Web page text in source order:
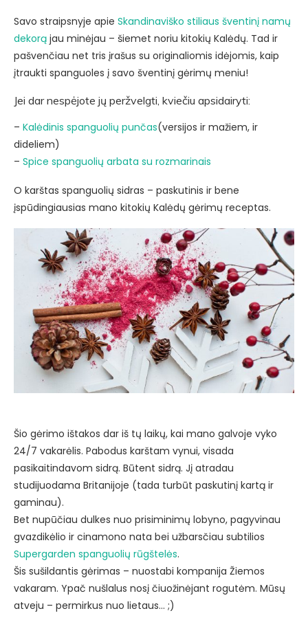
Savo straipsnyje apie Skandinaviško stiliaus šventinį namų
dekorą jau minėjau – šiemet noriu kitokių Kalėdų. Tad ir
pašvenčiau net tris įrašus su originaliomis idėjomis, kaip
įtraukti spanguoles į savo šventinį gėrimų meniu!
Jei dar nespėjote jų peržvelgti, kviečiu apsidairyti:
– Kalėdinis spanguolių punčas(versijos ir mažiem, ir
dideliem)
– Spice spanguolių arbata su rozmarinais
O karštas spanguolių sidras – paskutinis ir bene
įspūdingiausias mano kitokių Kalėdų gėrimų receptas.
Šio gėrimo ištakos dar iš tų laikų, kai mano galvoje vyko
24/7 vakarėlis. Pabodus karštam vynui, visada
pasikaitindavom sidrą. Būtent sidrą. Jį atradau
studijuodama Britanijoje (tada turbūt paskutinį kartą ir
gaminau).
Bet nupūčiau dulkes nuo prisiminimų lobyno, pagyvinau
gvazdikėlio ir cinamono nata bei užbarsčiau subtilios
Supergarden spanguolių rūgštelės.
Šis sušildantis gėrimas – nuostabi kompanija Žiemos
vakaram. Ypač nušlalus nosį čiuožinėjant rogutėm. Mūsų
atveju – permirkus nuo lietaus… ;)